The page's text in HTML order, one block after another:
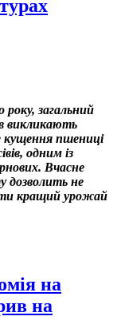
року, загальний
викликають
кущення пшениці
одним із
Вчасне
дозволить не
кращий урожай
на
на